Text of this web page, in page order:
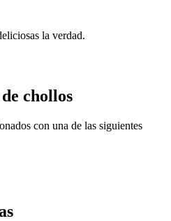
la verdad.
chollos
con una de las siguientes